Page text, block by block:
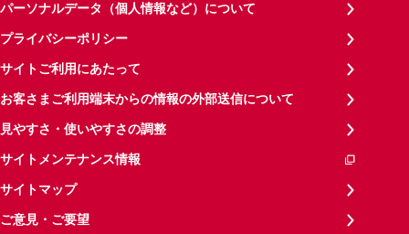
パーソナルデータ（個人情報など）について
プライバシーポリシー
サイトご利用にあたって
お客さまご利用端末からの情報の外部送信について
見やすさ・使いやすさの調整
サイトメンテナンス情報
サイトマップ
ご意見・ご要望